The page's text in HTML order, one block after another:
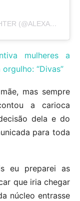
A POST SHARED BY ALEXANDRA RICHTER (@ALEXANDRARICHTEROFICIAL)
mulheres a
“Divas”
mas sempre
a carioca
dela e do
para toda
eu preparei as
que iria chegar
núcleo entrasse